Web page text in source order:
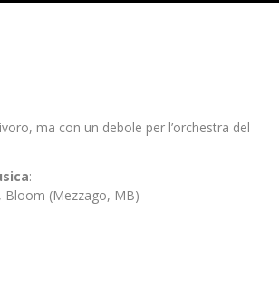
ma con un debole per l’orchestra del
:
Bloom (Mezzago, MB)